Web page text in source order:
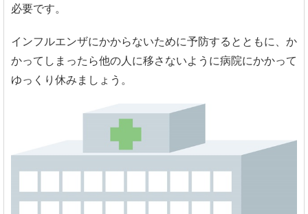
必要です。
インフルエンザにかからないために予防するとともに、か
かってしまったら他の人に移さないように病院にかかって
ゆっくり休みましょう。